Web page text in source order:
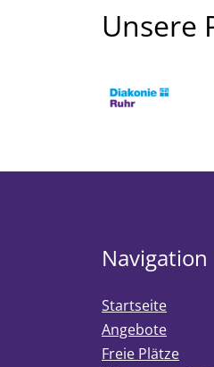
Unsere
Navigation
Startseite
Angebote
Freie Plätze